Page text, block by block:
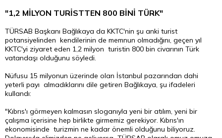
"1,2 MİLYON TURİSTTEN 800 BİNİ TÜRK"
TÜRSAB Başkanı Bağlıkaya da KKTC'nin şu anki turist
potansiyelinden kendilerinin de memnun olmadığını, geçen yıl
KKTC'yi ziyaret eden 1,2 milyon turistin 800 bin civarının Türk
vatandaşı olduğunu söyledi.
Nüfusu 15 milyonun üzerinde olan İstanbul pazarından dahi
yeterli payı almadıklarını dile getiren Bağlıkaya, şu ifadeleri
kullandı:
"Kıbrıs'ı görmeyen kalmasın sloganıyla yeni bir atılım, yeni bir
çalışma içerisine hep birlikte girmemiz gerekiyor. Kıbrıs'ın
ekonomisinde turizmin ne kadar önemli olduğunu biliyoruz.